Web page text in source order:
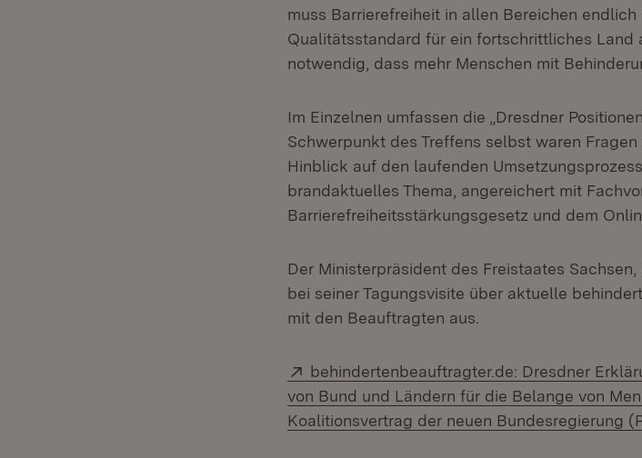
muss Barrierefreiheit in allen Bereichen
Qualitätsstandard für ein fortschrittliches Land
notwendig, dass mehr Menschen mit
Im Einzelnen umfassen die „Dresdner
Schwerpunkt des Treffens selbst waren
Hinblick auf den laufenden
brandaktuelles Thema, angereichert mit
Barrierefreiheitsstärkungsgesetz und dem
Der Ministerpräsident des Freistaates
bei seiner Tagungsvisite über aktuelle
mit den Beauftragten aus.
Extern:
behindertenbeauftragter.de: Dresdner
von Bund und Ländern für die Belange von
Koalitionsvertrag der neuen Bundesregierung